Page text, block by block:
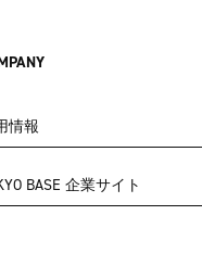
情報
BASE 企業サイト